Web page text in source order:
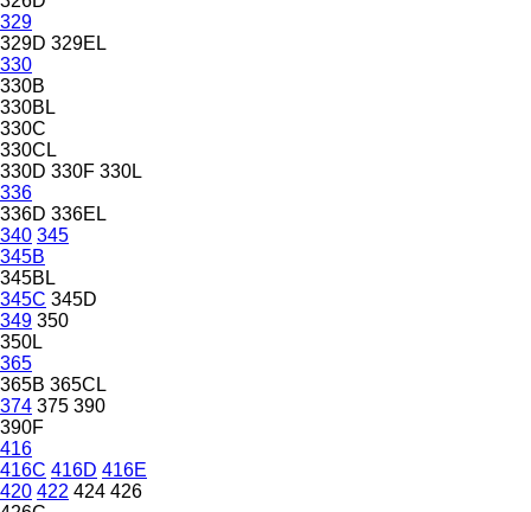
329
329D 329EL
330
330B
330BL
330C
330CL
330D 330F 330L
336
336D 336EL
340 345
345B
345BL
345C 345D
349 350
350L
365
365B 365CL
374 375 390
390F
416
416C 416D 416E
420 422 424 426